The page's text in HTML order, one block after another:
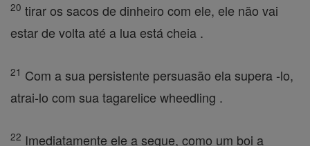
20 tirar os sacos de dinheiro com ele, ele não vai
estar de volta até a lua está cheia .
21 Com a sua persistente persuasão ela supera -lo,
atrai-lo com sua tagarelice wheedling .
22 Imediatamente ele a segue, como um boi a